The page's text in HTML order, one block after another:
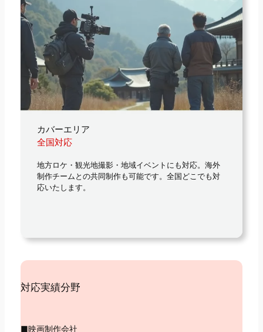
カバーエリア
全国対応
地方ロケ・観光地撮影・地域イベントにも対応。海外
制作チームとの共同制作も可能です。全国どこでも対
応いたします。
対応実績分野
■映画制作会社